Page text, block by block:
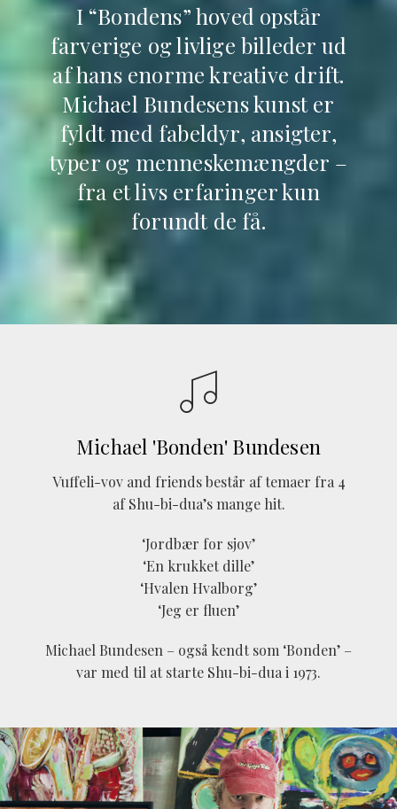
I “Bondens” hoved opstår
farverige og livlige billeder ud
af hans enorme kreative drift.
Michael Bundesens kunst er
fyldt med fabeldyr, ansigter,
typer og menneskemængder –
fra et livs erfaringer kun
forundt de få.
Michael 'Bonden' Bundesen
Vuffeli-vov and friends består af temaer fra 4
af Shu-bi-dua’s mange hit.
‘Jordbær for sjov’
‘En krukket dille’
‘Hvalen Hvalborg’
‘Jeg er fluen’
Michael Bundesen – også kendt som ‘Bonden’ –
var med til at starte Shu-bi-dua i 1973.